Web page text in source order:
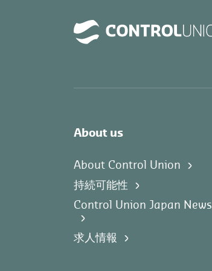
About us
About Control Union
持続可能性
Control Union Japan News
求人情報